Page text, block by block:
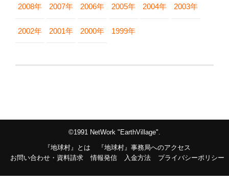
2008年 2007年 2006年 2005年 2004年 2003年
2002年 2001年 2000年 1999年
©1991 NetWork "EarthVillage".
『地球村』とは
『地球村』事務局へのアクセス
お問い合わせ・資料請求
情報発信 入金方法 プライバシーポリシー